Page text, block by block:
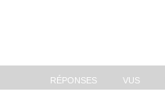
RÉPONSES VUS